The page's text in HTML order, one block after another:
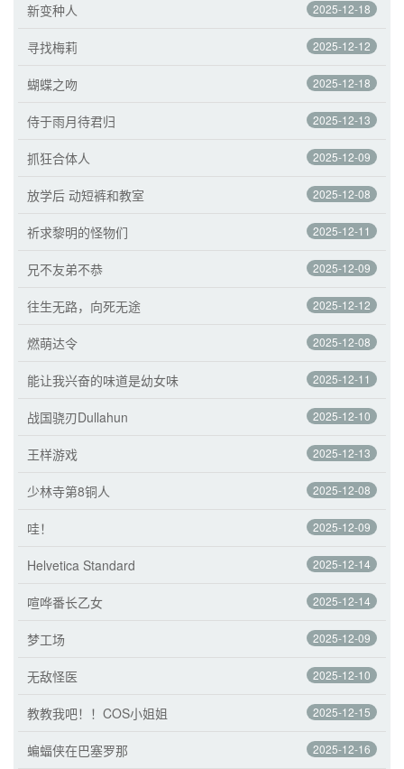
2025-12-18
新变种人
2025-12-12
寻找梅莉
2025-12-18
蝴蝶之吻
2025-12-13
侍于雨月待君归
2025-12-09
抓狂合体人
2025-12-08
放学后 动短裤和教室
2025-12-11
祈求黎明的怪物们
2025-12-09
兄不友弟不恭
2025-12-12
往生无路，向死无途
2025-12-08
燃萌达令
2025-12-11
能让我兴奋的味道是幼女味
2025-12-10
战国骁刃Dullahun
2025-12-13
王样游戏
2025-12-08
少林寺第8铜人
2025-12-09
哇！
2025-12-14
Helvetica Standard
2025-12-14
喧哗番长乙女
2025-12-09
梦工场
2025-12-10
无敌怪医
2025-12-15
教教我吧！！COS小姐姐
2025-12-16
蝙蝠侠在巴塞罗那